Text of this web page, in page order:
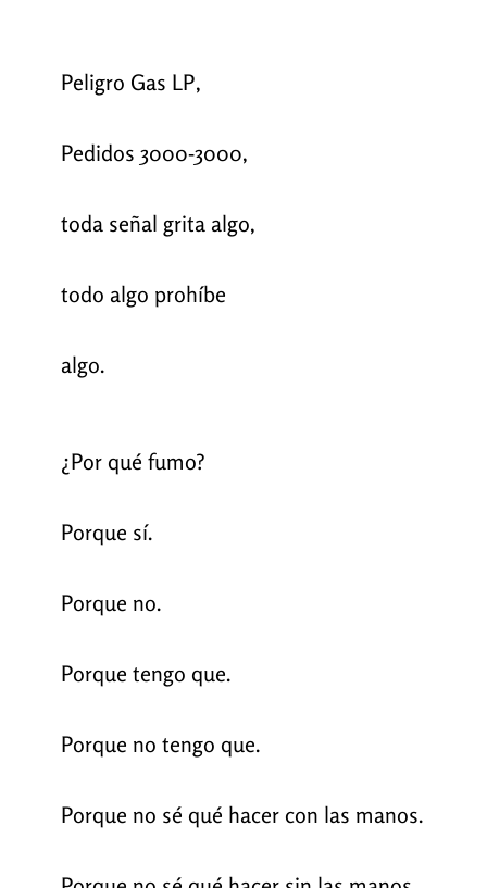
Peligro Gas LP,
Pedidos 3000-3000,
toda señal grita algo,
todo algo prohíbe
algo.
¿Por qué fumo?
Porque sí.
Porque no.
Porque tengo que.
Porque no tengo que.
Porque no sé qué hacer con las manos.